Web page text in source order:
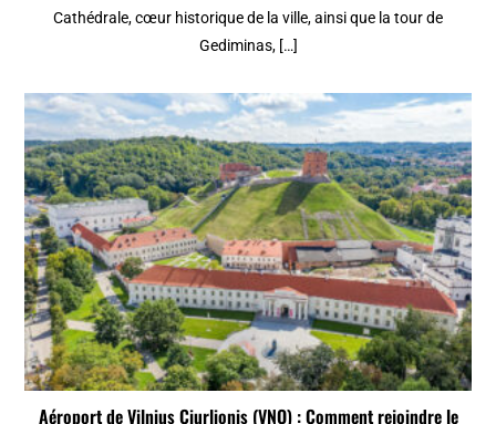
Cathédrale, cœur historique de la ville, ainsi que la tour de
Gediminas, […]
Aéroport de Vilnius Ciurlionis (VNO) : Comment rejoindre le